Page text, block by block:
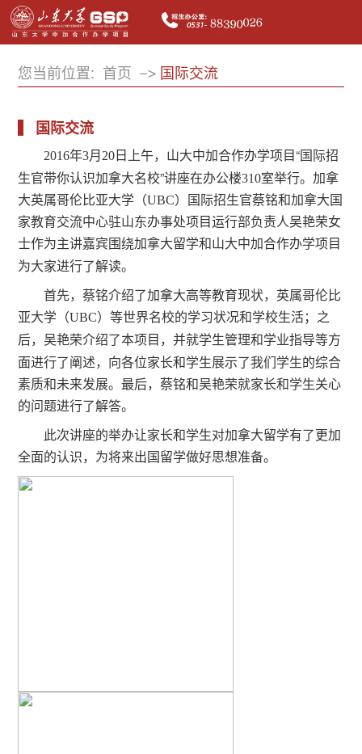
您当前位置: 首页 国际交流
国际交流
2016年3月20日上午，山大中加合作办学项目“国际招
生官带你认识加拿大名校”讲座在办公楼310室举行。加拿
大英属哥伦比亚大学（UBC）国际招生官蔡铭和加拿大国
家教育交流中心驻山东办事处项目运行部负责人吴艳荣女
士作为主讲嘉宾围绕加拿大留学和山大中加合作办学项目
为大家进行了解读。
首先，蔡铭介绍了加拿大高等教育现状，英属哥伦比
亚大学（UBC）等世界名校的学习状况和学校生活；之
后，吴艳荣介绍了本项目 ，并就学生管理和学业指导等方
面进行了阐述，向各位家长和学生展示了我们学生的综合
素质和未来发展。最后，蔡铭和吴艳荣就家长和学生关心
的问题进行了解答。
此次讲座的举办让家长和学生对加拿大留学有了更加
全面的认识，为将来出国留学做好思想准备。